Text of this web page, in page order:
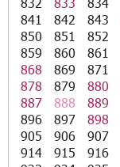
841
842 843
850
851 852
859
860 861
868
869 871
878
879 880
887
888 889
896
897 898
905
906 907
914
915 916